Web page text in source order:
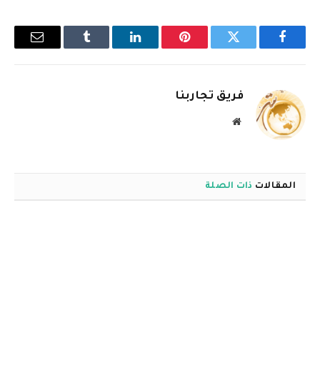
فيسبوك تويتر بينتيريستلينكدإن Tumblr
البريد
فريق تجاربنا
موقع
المقالات ذات الصلة